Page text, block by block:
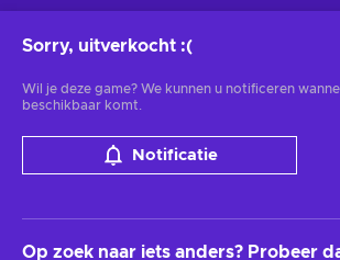
Sorry, uitverkocht :(
Wil je deze game? We kunnen u notificeren
beschikbaar komt.
Notificatie
Op zoek naar iets anders? Probeer